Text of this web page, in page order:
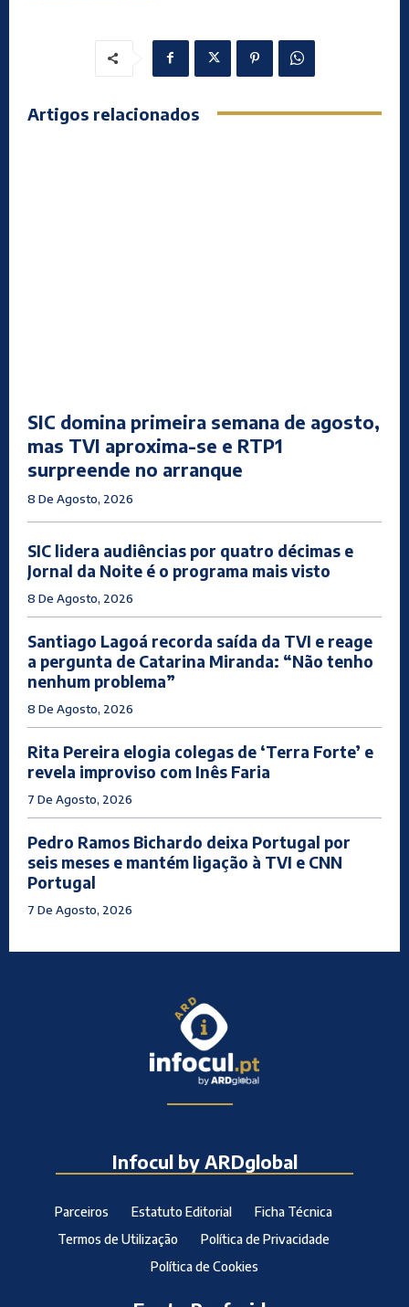
Artigos relacionados
SIC domina primeira semana de agosto,
mas TVI aproxima-se e RTP1
surpreende no arranque
8 De Agosto, 2026
SIC lidera audiências por quatro décimas e
Jornal da Noite é o programa mais visto
8 De Agosto, 2026
Santiago Lagoá recorda saída da TVI e reage
a pergunta de Catarina Miranda: “Não tenho
nenhum problema”
8 De Agosto, 2026
Rita Pereira elogia colegas de ‘Terra Forte’ e
revela improviso com Inês Faria
7 De Agosto, 2026
Pedro Ramos Bichardo deixa Portugal por
seis meses e mantém ligação à TVI e CNN
Portugal
7 De Agosto, 2026
Infocul by ARDglobal
Parceiros Estatuto Editorial
Ficha Técnica
Termos de Utilização
Política de Privacidade
Política de Cookies